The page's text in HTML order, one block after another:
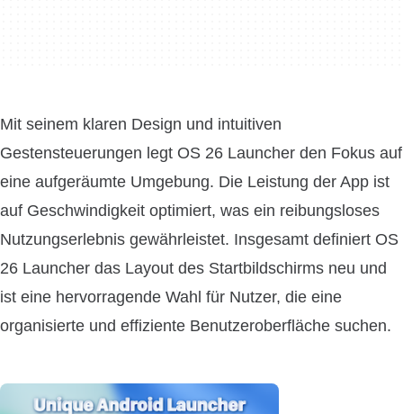
Mit seinem klaren Design und intuitiven
Gestensteuerungen legt OS 26 Launcher den Fokus auf
eine aufgeräumte Umgebung. Die Leistung der App ist
auf Geschwindigkeit optimiert, was ein reibungsloses
Nutzungserlebnis gewährleistet. Insgesamt definiert OS
26 Launcher das Layout des Startbildschirms neu und
ist eine hervorragende Wahl für Nutzer, die eine
organisierte und effiziente Benutzeroberfläche suchen.